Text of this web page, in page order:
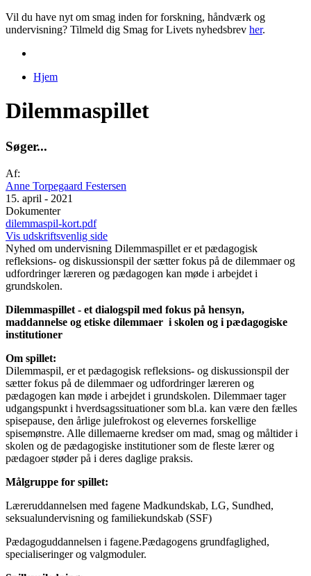
Vil du have nyt om smag inden for forskning, håndværk og
undervisning? Tilmeld dig Smag for Livets nyhedsbrev her.
Hjem
Dilemmaspillet
Søger...
Af:
Anne Torpegaard Festersen
15. april - 2021
Dokumenter
dilemmaspil-kort.pdf
Vis udskriftsvenlig side
Nyhed om undervisning Dilemmaspillet er et pædagogisk
refleksions- og diskussionspil der sætter fokus på de dilemmaer og
udfordringer læreren og pædagogen kan møde i arbejdet i
grundskolen.
Dilemmaspillet - et dialogspil med fokus på hensyn,
maddannelse og etiske dilemmaer i skolen og i pædagogiske
institutioner
Om spillet:
Dilemmaspil, er et pædagogisk refleksions- og diskussionspil der
sætter fokus på de dilemmaer og udfordringer læreren og
pædagogen kan møde i arbejdet i grundskolen. Dilemmaer tager
udgangspunkt i hverdsagssituationer som bl.a. kan være den fælles
spisepause, den årlige julefrokost og elevernes forskellige
spisemønstre. Alle dillemaerne kredser om mad, smag og måltider i
skolen og de pædagogiske institutioner som de fleste lærer og
pædagoer støder på i deres daglige praksis.
Målgruppe for spillet:
Læreruddannelsen med fagene Madkundskab, LG, Sundhed,
seksualundervisning og familiekundskab (SSF)
Pædagoguddannelsen i fagene.Pædagogens grundfaglighed,
specialiseringer og valgmoduler.